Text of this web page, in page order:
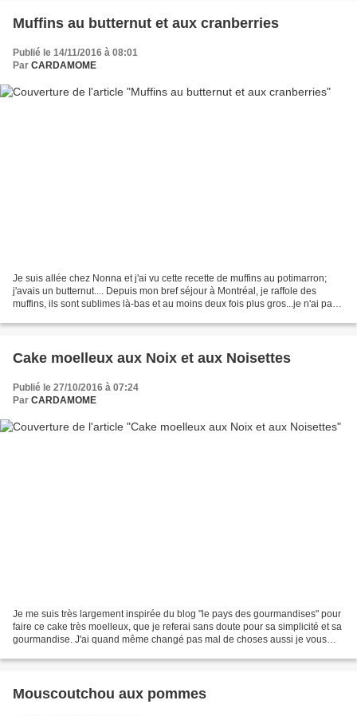
Muffins au butternut et aux cranberries
Publié le 14/11/2016 à 08:01
Par CARDAMOME
Je suis allée chez Nonna et j'ai vu cette recette de muffins au potimarron;
j'avais un butternut.... Depuis mon bref séjour à Montréal, je raffole des
muffins, ils sont sublimes là-bas et au moins deux fois plus gros...je n'ai pas
Cake moelleux aux Noix et aux Noisettes
Publié le 27/10/2016 à 07:24
Par CARDAMOME
Je me suis très largement inspirée du blog "le pays des gourmandises" pour
faire ce cake très moelleux, que je referai sans doute pour sa simplicité et sa
gourmandise. J'ai quand même changé pas mal de choses aussi je vous
Mouscoutchou aux pommes